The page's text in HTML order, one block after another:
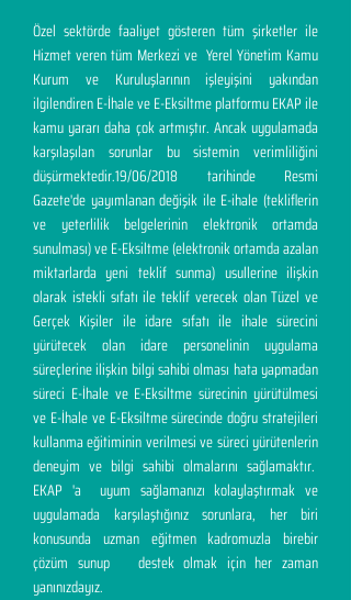
Özel sektörde faaliyet gösteren tüm şirketler ile
Hizmet veren tüm Merkezi ve Yerel Yönetim Kamu
Kurum ve Kuruluşlarının işleyişini yakından
ilgilendiren E-İhale ve E-Eksiltme platformu EKAP ile
kamu yararı daha çok artmıştır. Ancak uygulamada
karşılaşılan sorunlar bu sistemin verimliliğini
düşürmektedir.19/06/2018 tarihinde Resmi
Gazete'de yayımlanan değişik ile E-ihale (tekliflerin
ve yeterlilik belgelerinin elektronik ortamda
sunulması) ve E-Eksiltme (elektronik ortamda azalan
miktarlarda yeni teklif sunma) usullerine ilişkin
olarak istekli sıfatı ile teklif verecek olan Tüzel ve
Gerçek Kişiler ile idare sıfatı ile ihale sürecini
yürütecek olan idare personelinin uygulama
süreçlerine ilişkin bilgi sahibi olması hata yapmadan
süreci E-İhale ve E-Eksiltme sürecinin yürütülmesi
ve E-İhale ve E-Eksiltme sürecinde doğru stratejileri
kullanma eğitiminin verilmesi ve süreci yürütenlerin
deneyim ve bilgi sahibi olmalarını sağlamaktır.
EKAP 'a uyum sağlamanızı kolaylaştırmak ve
uygulamada karşılaştığınız sorunlara, her biri
konusunda uzman eğitmen kadromuzla birebir
çözüm sunup destek olmak için her zaman
yanınızdayız.